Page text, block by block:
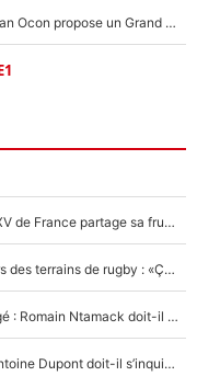
Comme pour le final du Tour de France, Esteban Ocon propose un Grand Prix de Formule 1 à Paris : «Autour de l’Arc de Triomphe, ce serait génial» !
Mis de côté par Fabien Galthié, un joueur du XV de France partage sa frustration : «ils ne me l’ont pas dit tout de suite»
La raison d'être de Matthieu Jalibert en dehors des terrains de rugby : «Ça m'atteint autant que si tu touches à un membre de ma famille»
XV de France - Matthieu Jalibert a tout changé : Romain Ntamack doit-il s’inquiéter pour sa place à un an de la Coupe du monde ?
«Le XV de France est meilleur avec Lucu» : Antoine Dupont doit-il s’inquiéter pour sa place ?